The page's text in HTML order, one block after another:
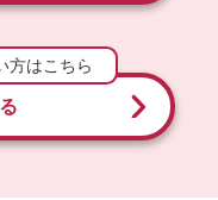
方はこちら